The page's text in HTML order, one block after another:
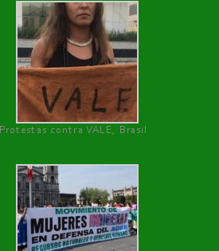
Protestas contra VALE, Brasil